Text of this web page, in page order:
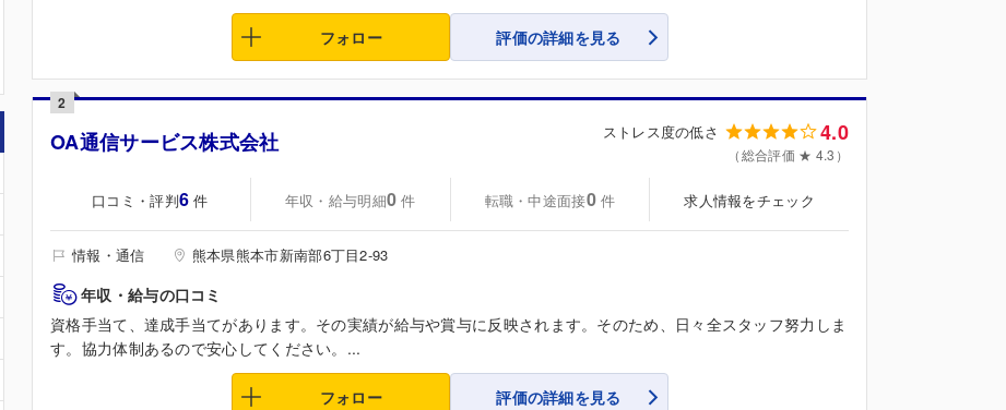
フォロー 評価の詳細を見る
2
OA通信サービス株式会社 ストレス度の低さ 4.0
（総合評価 ★ 4.3）
口コミ・評判6 件 年収・給与明細0 件 転職・中途面接0 件 求人情報をチェック
情報・通信 熊本県熊本市新南部6丁目2-93
年収・給与の口コミ
資格手当て、達成手当てがあります。その実績が給与や賞与に反映されます。そのため、日々全スタッフ努力しま
す。協力体制あるので安心してください。...
フォロー 評価の詳細を見る